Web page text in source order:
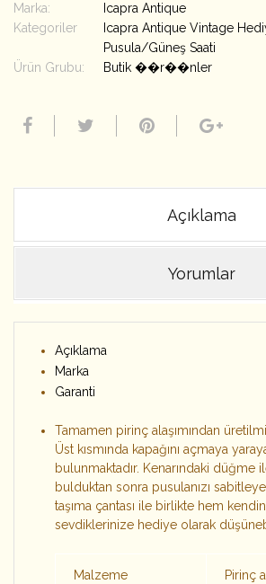
Marka:
Icapra Antique
Kategoriler
Icapra Antique Vintage
Pusula/Güneş Saati
Ürün Grubu:
Butik ��r��nler
Açıklama
Yorumlar
Açıklama
Marka
Garanti
Tamamen pirinç alaşımından
Üst kısmında kapağını açmaya
bulunmaktadır. Kenarındaki düğme
bulduktan sonra pusulanızı
taşıma çantası ile birlikte hem
sevdiklerinize hediye olarak
Malzeme Pirinç